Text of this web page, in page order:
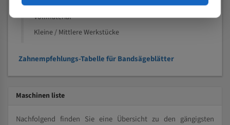
Kleine und mittlere Profile / Kleine Durchmesser
Vollmaterial
Kleine / Mittlere Werkstücke
Zahnempfehlungs-Tabelle für Bandsägeblätter
Maschinen liste
Nachfolgend finden Sie eine Übersicht zu den gängigsten